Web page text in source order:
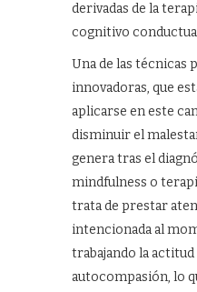
derivadas de la
cognitivo
Una de las técnicas
innovadoras, que
aplicarse en este
disminuir el
genera tras el
mindfulness o
trata de prestar
intencionada al
trabajando la
autocompasión, lo